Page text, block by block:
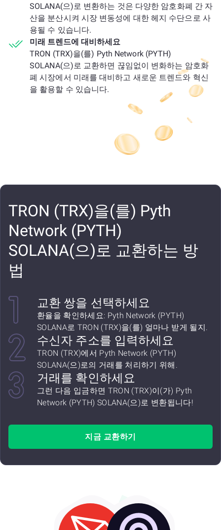
SOLANA(으)로 변환하는 것은 다양한 암호화폐 간 자
산을 분산시켜 시장 변동성에 대한 헤지 수단으로 사
용될 수 있습니다.
미래 트렌드에 대비하세요
TRON (TRX)을(를) Pyth Network (PYTH)
SOLANA(으)로 교환하면 끊임없이 변화하는 암호화
폐 시장에서 미래를 대비하고 새로운 트렌드와 혁신
을 활용할 수 있습니다.
TRON (TRX)을(를) Pyth
Network (PYTH)
SOLANA(으)로 교환하는 방
법
교환 쌍을 선택하세요
환율을 확인하세요: Pyth Network (PYTH)
SOLANA로 TRON (TRX)을(를) 얼마나 받게 될지.
수신자 주소를 입력하세요
TRON (TRX)에서 Pyth Network (PYTH)
SOLANA(으)로의 거래를 처리하기 위해.
거래를 확인하세요
그런 다음 입금하면 TRON (TRX)이(가) Pyth
Network (PYTH) SOLANA(으)로 변환됩니다!
지금 교환하기